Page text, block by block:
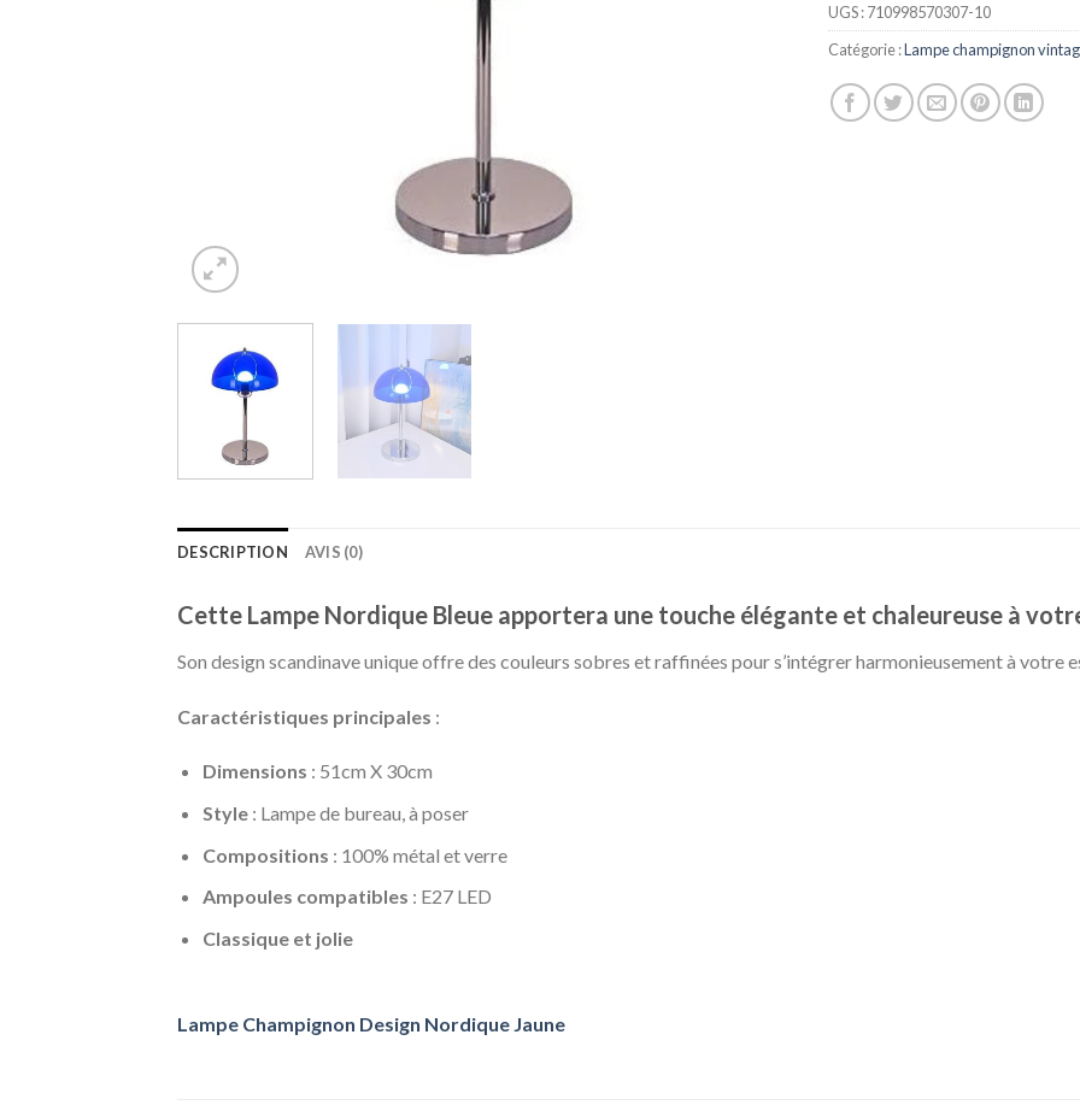
UGS :710998570307-10
Catégorie :Lampe champignon
DESCRIPTION AVIS (0)
Cette Lampe Nordique Bleue apportera une touche élégante et chaleureuse à
Son design scandinave unique offre des couleurs sobres et raffinées pour s’intégrer harmonieusement à votre
Caractéristiques principales :
Dimensions : 51cm X 30cm
Style: Lampe de bureau, à poser
Compositions : 100% métal et verre
Ampoules compatibles : E27 LED
Classique et jolie
Lampe Champignon Design Nordique Jaune